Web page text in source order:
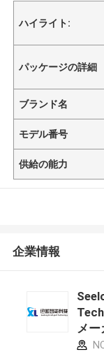
ハイライト:
パッケージの詳細
ブランド名
モデル番号
供給の能力
企業情報
メー